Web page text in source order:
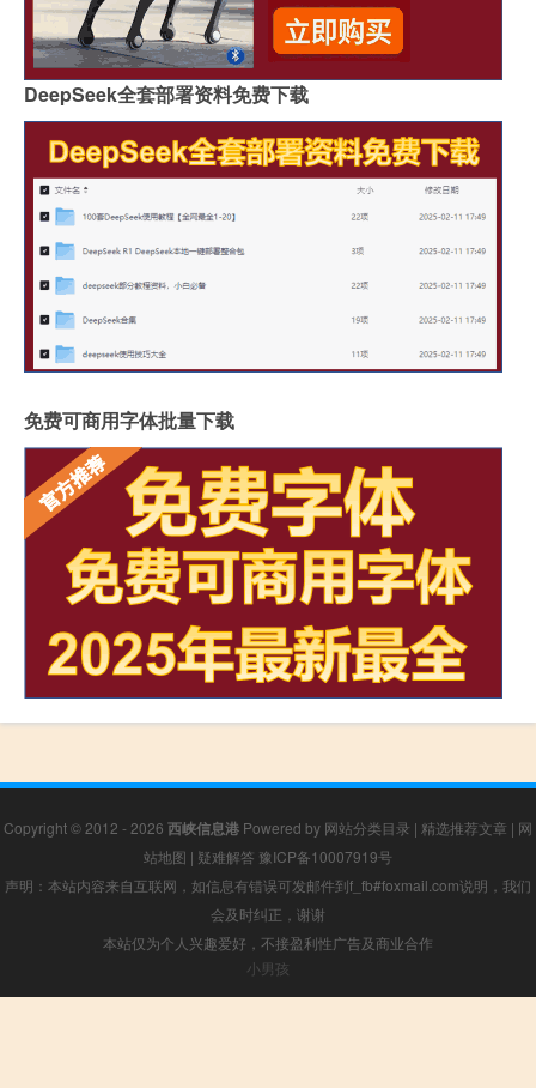
DeepSeek全套部署资料免费下载
免费可商用字体批量下载
Copyright © 2012 - 2026 西峡信息港 Powered by 网站分类目录 | 精选推荐文章 | 网
站地图 | 疑难解答 豫ICP备10007919号
声明：本站内容来自互联网，如信息有错误可发邮件到f_fb#foxmail.com说明，我们
会及时纠正，谢谢
本站仅为个人兴趣爱好，不接盈利性广告及商业合作
小男孩